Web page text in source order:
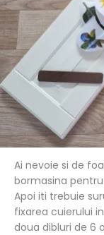
Ai nevoie si de
bormasina
Apoi iti trebuie
fixarea cuierului
doua dibluri de 6